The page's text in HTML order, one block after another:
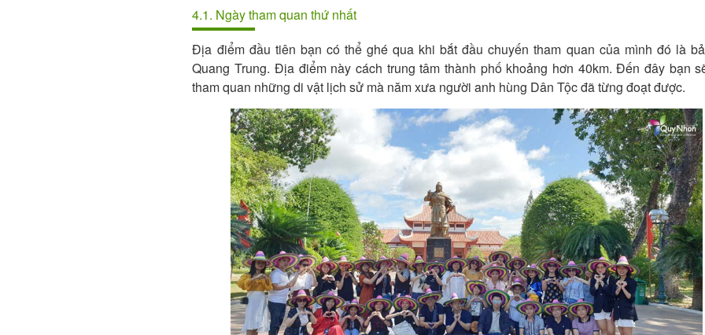
4.1. Ngày tham quan thứ nhất
Địa điểm đầu tiên bạn có thể ghé qua khi bắt đầu chuyến tham quan của mình đó là
Quang Trung. Địa điểm này cách trung tâm thành phố khoảng hơn 40km. Đến đây bạn
tham quan những di vật lịch sử mà năm xưa người anh hùng Dân Tộc đã từng đoạt được.